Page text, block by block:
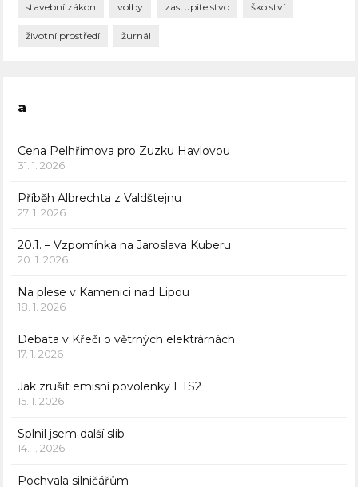
stavební zákon volby zastupitelstvo školství
životní prostředí žurnál
a
Cena Pelhřimova pro Zuzku Havlovou
31. 1. 2026
Příběh Albrechta z Valdštejnu
27. 1. 2026
20.1. – Vzpomínka na Jaroslava Kuberu
20. 1. 2026
Na plese v Kamenici nad Lipou
18. 1. 2026
Debata v Křeči o větrných elektrárnách
17. 1. 2026
Jak zrušit emisní povolenky ETS2
15. 1. 2026
Splnil jsem další slib
14. 1. 2026
Pochvala silničářům